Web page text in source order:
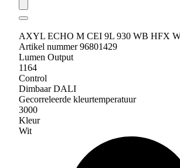
AXYL ECHO M CEI 9L 930 WB HFX
Artikel nummer 96801429
Lumen Output
1164
Control
Dimbaar DALI
Gecorreleerde kleurtemperatuur
3000
Kleur
Wit